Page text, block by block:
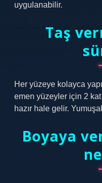
uygulanabilir.
Taş
Her yüzeye kolayca
emen yüzeyler için 2
hazır hale gelir.
Boyaya